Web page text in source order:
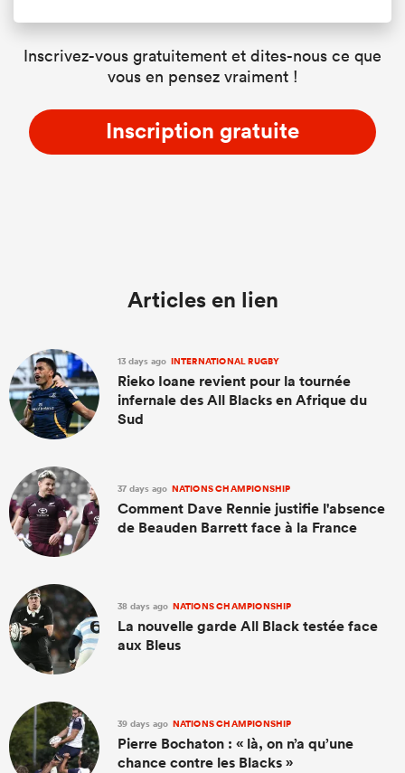
Inscrivez-vous gratuitement et dites-nous ce que
vous en pensez vraiment !
Inscription gratuite
Articles en lien
13 days ago INTERNATIONAL RUGBY
Rieko Ioane revient pour la tournée
infernale des All Blacks en Afrique du
Sud
37 days ago NATIONS CHAMPIONSHIP
Comment Dave Rennie justifie l'absence
de Beauden Barrett face à la France
38 days ago NATIONS CHAMPIONSHIP
La nouvelle garde All Black testée face
aux Bleus
39 days ago NATIONS CHAMPIONSHIP
Pierre Bochaton : « là, on n’a qu’une
chance contre les Blacks »